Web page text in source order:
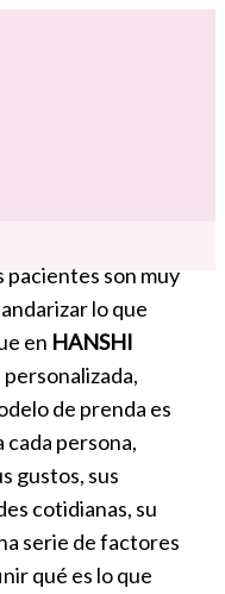
pacientes son muy
lo que
en HANSHI
de prenda es
cada persona,
gustos, sus
cotidianas, su
serie de factores
qué es lo que